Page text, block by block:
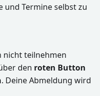
und Termine selbst zu
nicht teilnehmen
den roten Button
. Deine Abmeldung wird